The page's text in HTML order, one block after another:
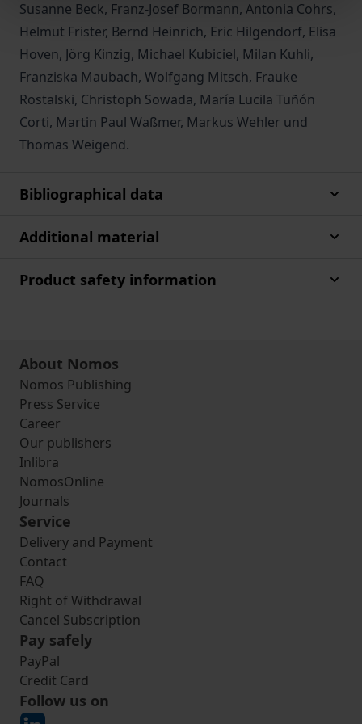
Susanne Beck, Franz-Josef Bormann, Antonia Cohrs,
Helmut Frister, Bernd Heinrich, Eric Hilgendorf, Elisa
Hoven, Jörg Kinzig, Michael Kubiciel, Milan Kuhli,
Franziska Maubach, Wolfgang Mitsch, Frauke
Rostalski, Christoph Sowada, María Lucila Tuñón
Corti, Martin Paul Waßmer, Markus Wehler und
Thomas Weigend.
Bibliographical data
Additional material
Product safety information
About Nomos
Nomos Publishing
Press Service
Career
Our publishers
Inlibra
NomosOnline
Journals
Service
Delivery and Payment
Contact
FAQ
Right of Withdrawal
Cancel Subscription
Pay safely
PayPal
Credit Card
Follow us on